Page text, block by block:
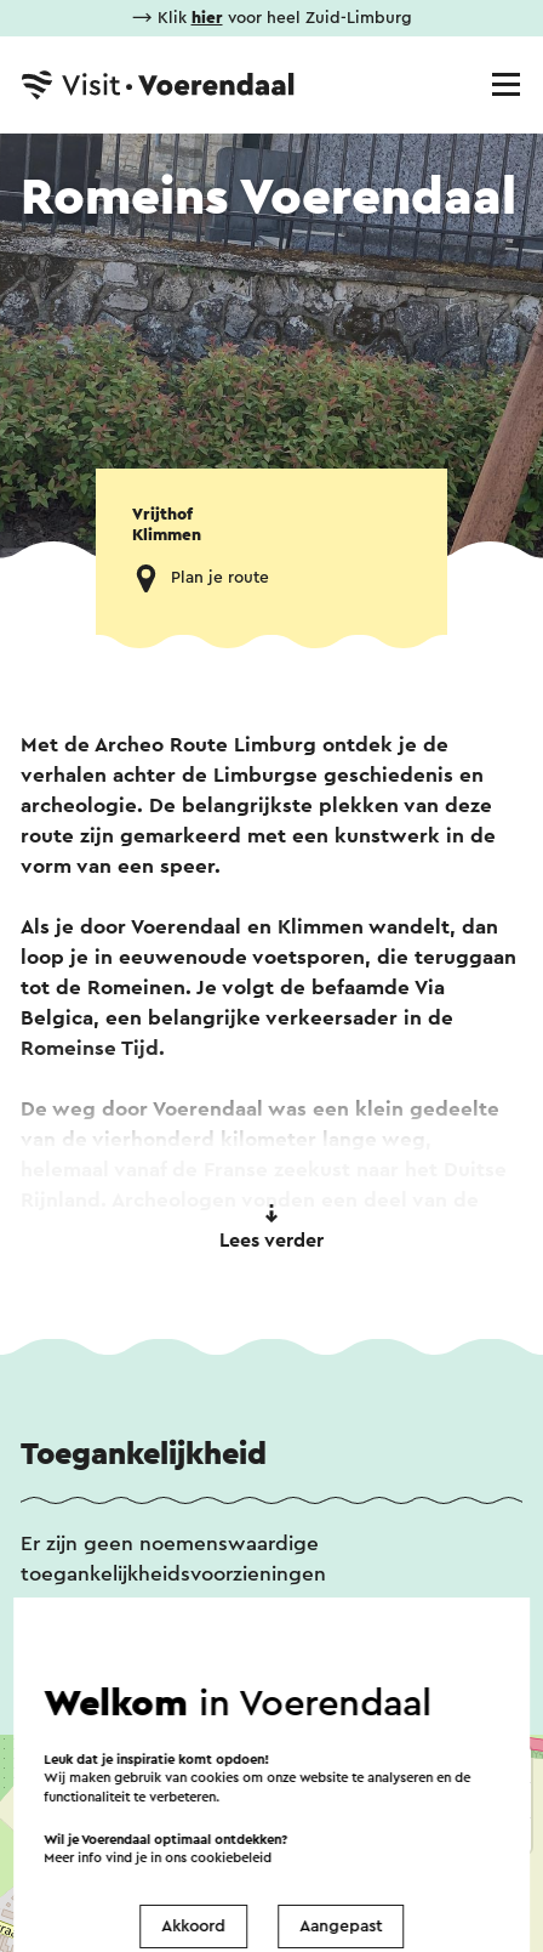
⟶ Klik hiervoor heel Zuid-Limburg
Romeins Voerendaal
Vrijthof
Klimmen
Plan je route
Met de Archeo Route Limburg ontdek je de
verhalen achter de Limburgse geschiedenis en
archeologie. De belangrijkste plekken van deze
route zijn gemarkeerd met een kunstwerk in de
vorm van een speer.
Als je door Voerendaal en Klimmen wandelt, dan
loop je in eeuwenoude voetsporen, die teruggaan
tot de Romeinen. Je volgt de befaamde Via
Belgica, een belangrijke verkeersader in de
Romeinse Tijd.
De weg door Voerendaal was een klein gedeelte
van de vierhonderd kilometer lange weg,
Rijnland. Archeologen vonden een deel van de
weg terug bij de Bergseweg en de Oude
grafvelden en villa rustica’s bewijzen de
Villa Ten Hove, de grootste en bekendste
Romeinse landbouwcomplex van Nederland,
voorzag de toenemende bevolking van graan.
Langs de Romeinse wegen lag een gordel van
uitkijkposten. De kerk van Klimmen is mogelijk
Lees verder
Toegankelijkheid
Er zijn geen noemenswaardige
toegankelijkheidsvoorzieningen
Welkom in Voerendaal
Leuk dat je inspiratie komt opdoen!
Wij maken gebruik van cookies om onze website te analyseren en de
functionaliteit te verbeteren.
Wil je Voerendaal optimaal ontdekken?
Meer info vind je in onscookiebeleid
Akkoord Aangepast